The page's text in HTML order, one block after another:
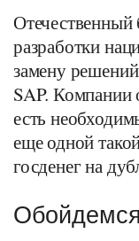
Отечественный
разработки
замену
SAP. Компании
есть
еще одной
госденег на